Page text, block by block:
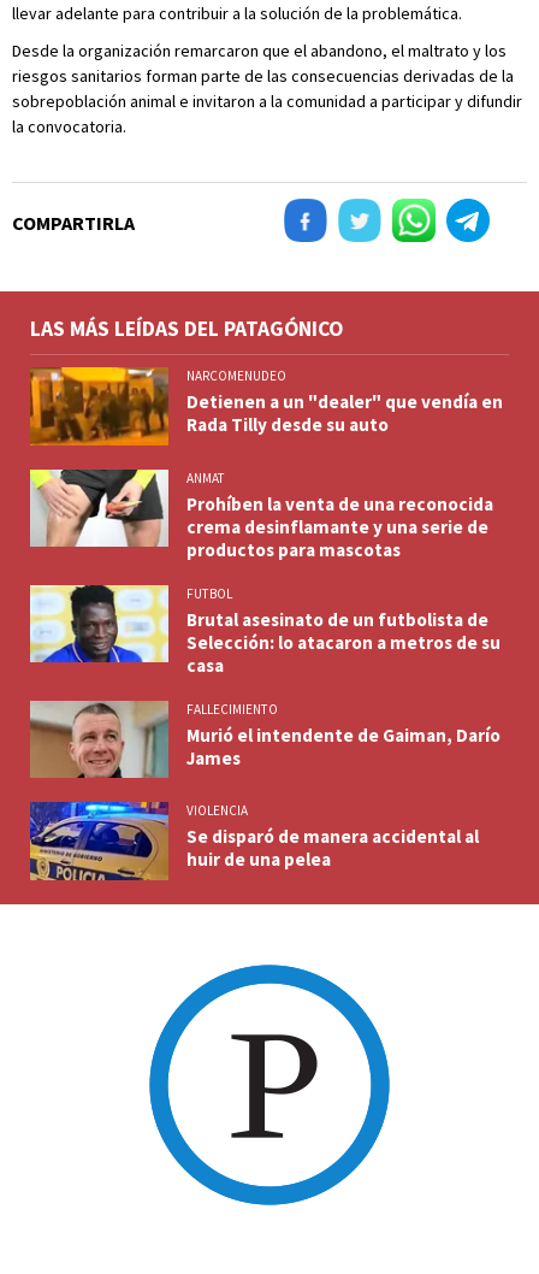
llevar adelante para contribuir a la solución de la problemática.
Desde la organización remarcaron que el abandono, el maltrato y los
riesgos sanitarios forman parte de las consecuencias derivadas de la
sobrepoblación animal e invitaron a la comunidad a participar y difundir
la convocatoria.
COMPARTIRLA
LAS MÁS LEÍDAS DEL PATAGÓNICO
NARCOMENUDEO
Detienen a un "dealer" que vendía en
Rada Tilly desde su auto
ANMAT
Prohíben la venta de una reconocida
crema desinflamante y una serie de
productos para mascotas
FUTBOL
Brutal asesinato de un futbolista de
Selección: lo atacaron a metros de su
casa
FALLECIMIENTO
Murió el intendente de Gaiman, Darío
James
VIOLENCIA
Se disparó de manera accidental al
huir de una pelea